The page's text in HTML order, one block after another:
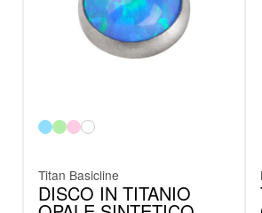
Titan Basicline
DISCO IN TITANIO